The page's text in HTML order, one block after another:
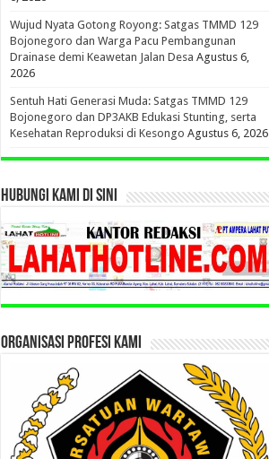
Wujud Nyata Gotong Royong: Satgas TMMD 129
Bojonegoro dan Warga Pacu Pembangunan
Drainase demi Keawetan Jalan Desa Agustus 6,
2026
Sentuh Hati Generasi Muda: Satgas TMMD 129
Bojonegoro dan DP3AKB Edukasi Stunting, serta
Kesehatan Reproduksi di Kesongo Agustus 6, 2026
HUBUNGI KAMI DI SINI
ORGANISASI PROFESI KAMI